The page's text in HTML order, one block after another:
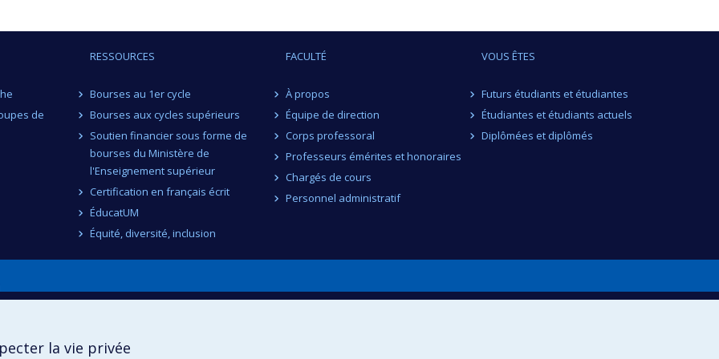
de
RESSOURCES
Bourses au 1er cycle
Bourses aux cycles supérieurs
Soutien financier sous forme de
bourses du Ministère de
l'Enseignement supérieur
Certification en français écrit
ÉducatUM
Équité, diversité, inclusion
FACULTÉ
À propos
Équipe de direction
Corps professoral
Professeurs émérites et honoraires
Chargés de cours
Personnel administratif
VOUS ÊTES
Futurs étudiants et étudiantes
Étudiantes et étudiants actuels
Diplômées et diplômés
la vie privée